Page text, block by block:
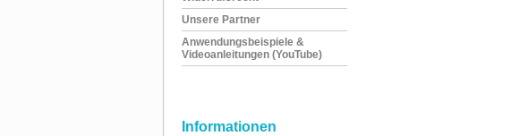
Unsere Partner
Anwendungsbeispiele &
Videoanleitungen (YouTube)
Informationen